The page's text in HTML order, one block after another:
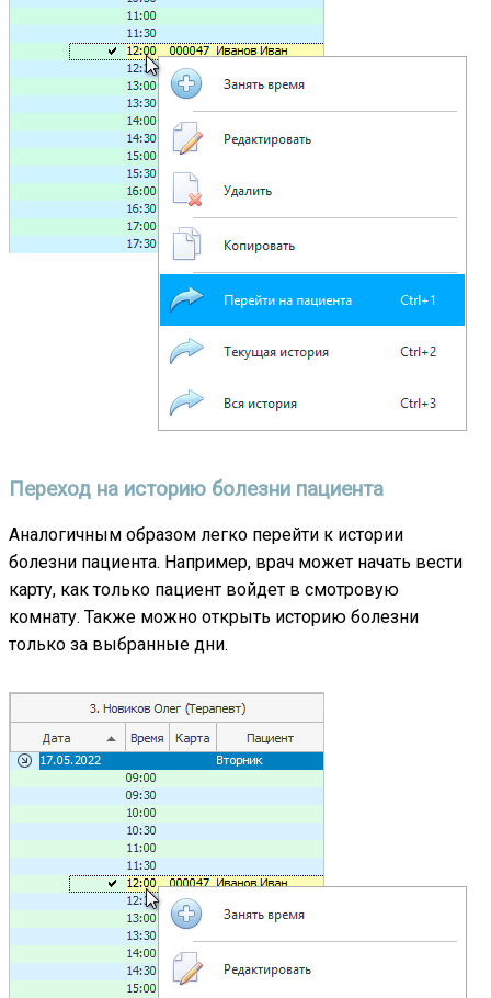
Переход на историю болезни пациента
Аналогичным образом легко перейти к истории
болезни пациента. Например, врач может начать вести
карту, как только пациент войдет в смотровую
комнату. Также можно открыть историю болезни
только за выбранные дни.